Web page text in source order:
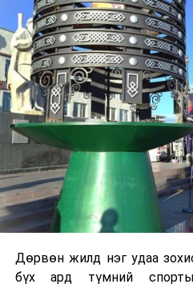
Дөрвөн жилд нэг удаа
бүх ард түмний